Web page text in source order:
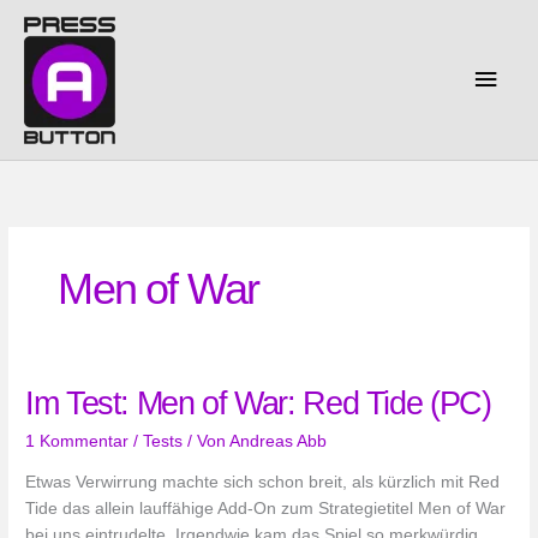
Inhalt
springen
Men of War
Im Test: Men of War: Red Tide (PC)
1 Kommentar /Tests / VonAndreas Abb
Etwas Verwirrung machte sich schon breit, als kürzlich mit Red
Tide das allein lauffähige Add-On zum Strategietitel Men of War